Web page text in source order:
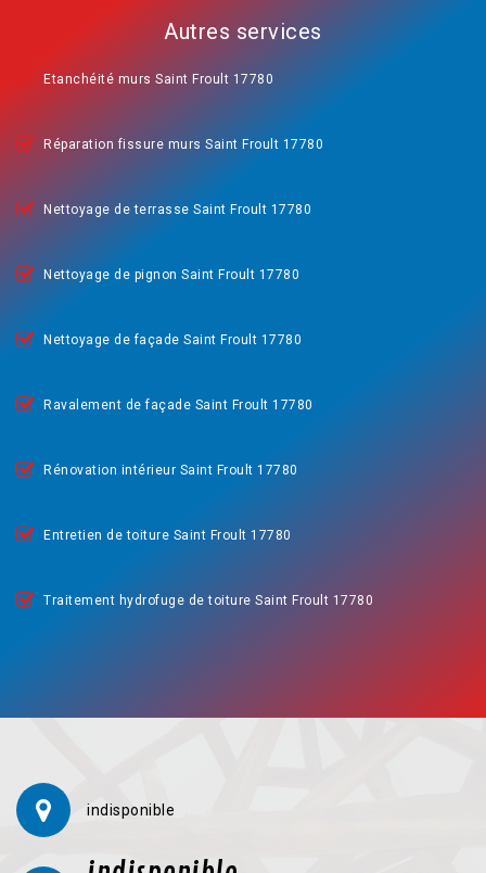
Autres services
Etanchéité murs Saint Froult 17780
Réparation fissure murs Saint Froult 17780
Nettoyage de terrasse Saint Froult 17780
Nettoyage de pignon Saint Froult 17780
Nettoyage de façade Saint Froult 17780
Ravalement de façade Saint Froult 17780
Rénovation intérieur Saint Froult 17780
Entretien de toiture Saint Froult 17780
Traitement hydrofuge de toiture Saint Froult 17780
indisponible